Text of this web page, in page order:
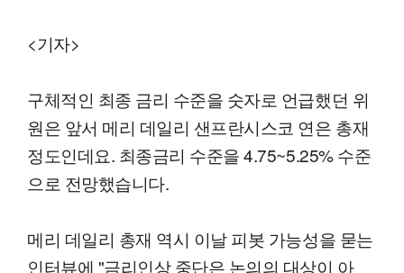
<기자>
구체적인 최종 금리 수준을 숫자로 언급했던 위
원은 앞서 메리 데일리 샌프란시스코 연은 총재
정도인데요. 최종금리 수준을 4.75~5.25% 수준
으로 전망했습니다.
메리 데일리 총재 역시 이날 피봇 가능성을 묻는
인터뷰에 "금리인상 중단은 논의의 대상이 아